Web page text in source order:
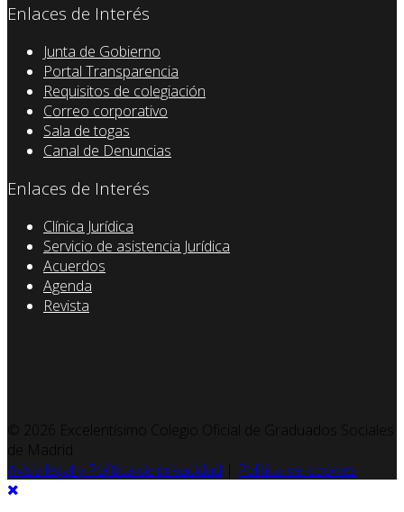
Enlaces de Interés
Junta de Gobierno
Portal Transparencia
Requisitos de colegiación
Correo corporativo
Sala de togas
Canal de Denuncias
Enlaces de Interés
Clínica Jurídica
Servicio de asistencia Jurídica
Acuerdos
Agenda
Revista
© 2026 Excelentísimo Colegio Oficial de Graduados Sociales
de Madrid
Aviso legal y Política de privacidad
Política de cookies